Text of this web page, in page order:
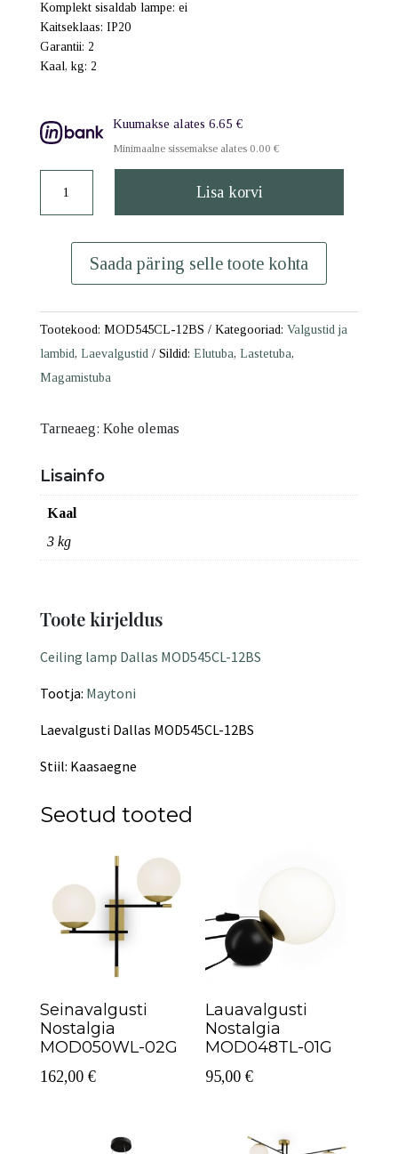
Komplekt sisaldab lampe: ei
Kaitseklaas: IP20
Garantii: 2
Kaal, kg: 2
Kuumakse alates 6.65 €
Minimaalne sissemakse alates 0.00 €
Lisa korvi
Saada päring selle toote kohta
Tootekood: MOD545CL-12BS Kategooriad: Valgustid ja
lambid, Laevalgustid Sildid: Elutuba, Lastetuba,
Magamistuba
Tarneaeg: Kohe olemas
Lisainfo
Kaal
3 kg
Toote kirjeldus
Ceiling lamp Dallas MOD545CL-12BS
Tootja: Maytoni
Laevalgusti Dallas MOD545CL-12BS
Stiil: Kaasaegne
Seotud tooted
Seinavalgusti
Nostalgia
MOD050WL-02G
162,00 €
Lauavalgusti
Nostalgia
MOD048TL-01G
95,00€